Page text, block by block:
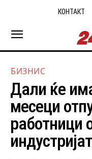
КОНТАКТ
БИЗНИС
Дали ќе
месеци
работници